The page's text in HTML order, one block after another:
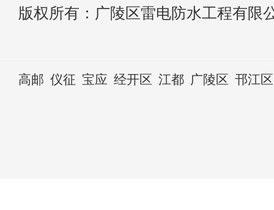
版权所有：广陵区雷电防水工程有限
高邮 仪征 宝应 经开区 江都 广陵区 邗江区